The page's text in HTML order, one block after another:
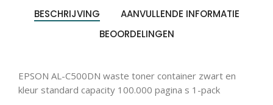
BESCHRIJVING
AANVULLENDE INFORMATIE
BEOORDELINGEN
EPSON AL-C500DN waste toner container zwart en
kleur standard capacity 100.000 pagina s 1-pack